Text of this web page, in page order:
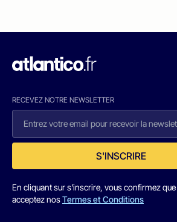
RECEVEZ NOTRE NEWSLETTER
S'INSCRIRE
En cliquant sur s'inscrire, vous confirmez
acceptez nosTermes et Conditions